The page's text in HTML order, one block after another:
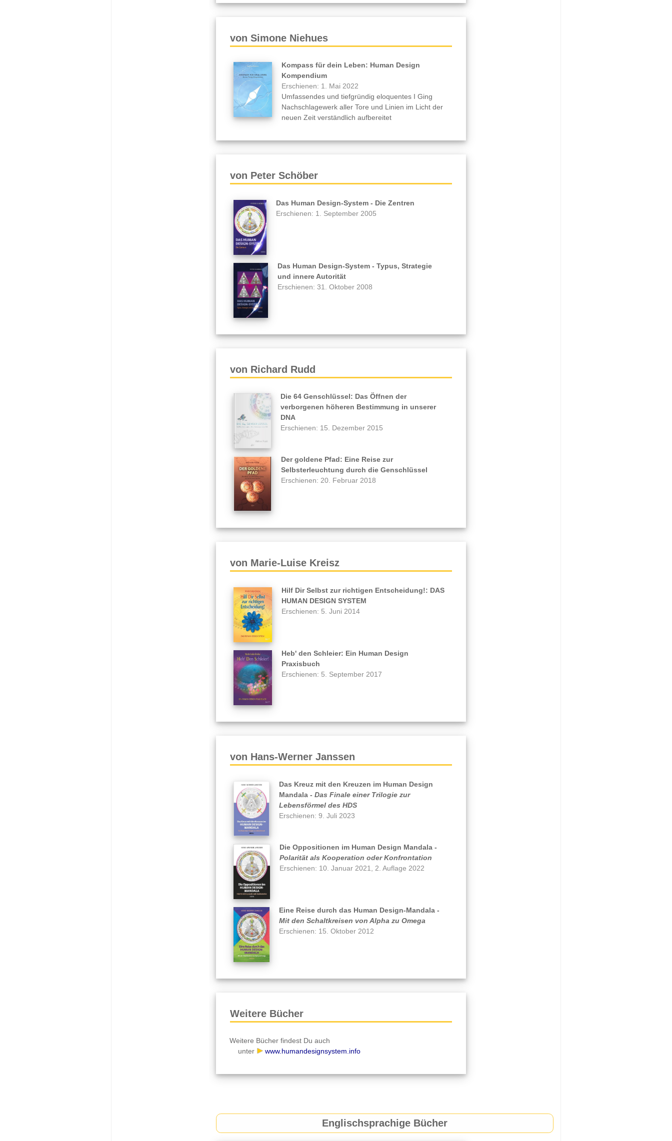
von Simone Niehues
Kompass für dein Leben: Human Design
Kompendium
Erschienen: 1. Mai 2022
Umfassendes und tiefgründig eloquentes I Ging
Nachschlagewerk aller Tore und Linien im Licht der
neuen Zeit verständlich aufbereitet
von Peter Schöber
Das Human Design-System - Die Zentren
Erschienen: 1. September 2005
Das Human Design-System - Typus, Strategie
und innere Autorität
Erschienen: 31. Oktober 2008
von Richard Rudd
Die 64 Genschlüssel: Das Öffnen der
verborgenen höheren Bestimmung in unserer
DNA
Erschienen: 15. Dezember 2015
Der goldene Pfad: Eine Reise zur
Selbsterleuchtung durch die Genschlüssel
Erschienen: 20. Februar 2018
von Marie-Luise Kreisz
Hilf Dir Selbst zur richtigen Entscheidung!: DAS
HUMAN DESIGN SYSTEM
Erschienen: 5. Juni 2014
Heb' den Schleier: Ein Human Design
Praxisbuch
Erschienen: 5. September 2017
von Hans-Werner Janssen
Das Kreuz mit den Kreuzen im Human Design
Mandala - Das Finale einer Trilogie zur
Lebensförmel des HDS
Erschienen: 9. Juli 2023
Die Oppositionen im Human Design Mandala -
Polarität als Kooperation oder Konfrontation
Erschienen: 10. Januar 2021, 2. Auflage 2022
Eine Reise durch das Human Design-Mandala -
Mit den Schaltkreisen von Alpha zu Omega
Erschienen: 15. Oktober 2012
Weitere Bücher
Weitere Bücher findest Du auch
unter
www.humandesignsystem.info
Englischsprachige Bücher